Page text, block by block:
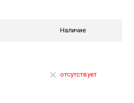
Наличие
отсутствует